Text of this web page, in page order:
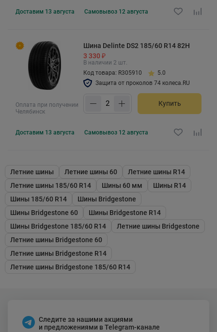
Доставим 13 августа Самовывоз 12 августа
Оплата при получении
Челябинск
Шина Delinte DS2 185/60 R14 82H
3 330 ₽
В наличии 2 шт.
Код товара: R305910
5.0
Защита от проколов 74 колеса.RU
Купить
Доставим 13 августа Самовывоз 12 августа
Летние шины Летние шины 60
Летние шины R14
Летние шины 185/60 R14
Шины 60 мм
Шины R14
Шины 185/60 R14
Шины Bridgestone
Шины Bridgestone 60
Шины Bridgestone R14
Шины Bridgestone 185/60 R14
Летние шины Bridgestone
Летние шины Bridgestone 60
Летние шины Bridgestone R14
Летние шины Bridgestone 185/60 R14
Следите за нашими акциями
и предложениями в Telegram-канале